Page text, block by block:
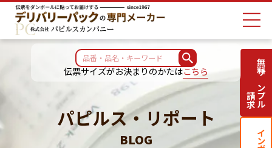
伝票サイズがお決まりのかたはこちら
パピルス・リポート
BLOG
無料サンプル
請求